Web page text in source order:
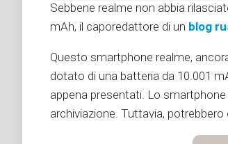
Sebbene realme non abbia
mAh, il caporedattore di un blog
Questo smartphone realme,
dotato di una batteria da 10.001
appena presentati. Lo smartphone
archiviazione. Tuttavia,